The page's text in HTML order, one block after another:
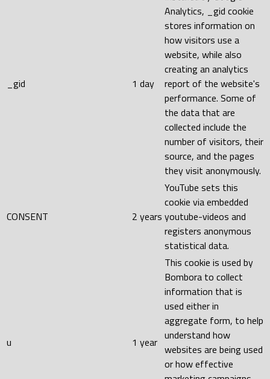
_gid 1 day
Analytics, _gid cookie
stores information on
how visitors use a
website, while also
creating an analytics
report of the website's
performance. Some of
the data that are
collected include the
number of visitors, their
source, and the pages
they visit anonymously.
CONSENT 2 years
YouTube sets this
cookie via embedded
youtube-videos and
registers anonymous
statistical data.
u 1 year
This cookie is used by
Bombora to collect
information that is
used either in
aggregate form, to help
understand how
websites are being used
or how effective